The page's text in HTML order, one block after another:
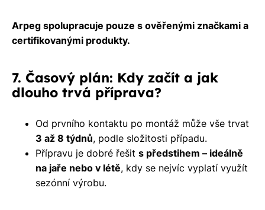
Arpeg spolupracuje pouze s ověřenými značkami a
certifikovanými produkty.
7. Časový plán: Kdy začít a jak
dlouho trvá příprava?
Od prvního kontaktu po montáž může vše trvat
3 až 8 týdnů, podle složitosti případu.
Přípravu je dobré řešit s předstihem – ideálně
na jaře nebo v létě, kdy se nejvíc vyplatí využít
sezónní výrobu.